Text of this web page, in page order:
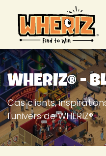
WHERIZ® -
Cas clients,
l'univers de WHERIZ®.